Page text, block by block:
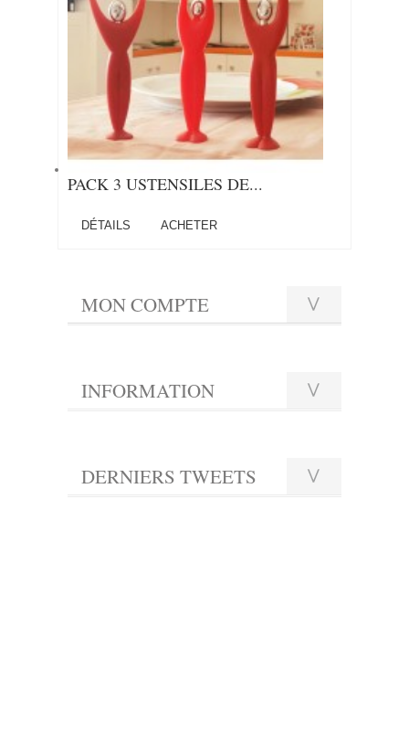
PACK 3 USTENSILES DE...
DÉTAILS ACHETER
MON COMPTE
INFORMATION
DERNIERS TWEETS